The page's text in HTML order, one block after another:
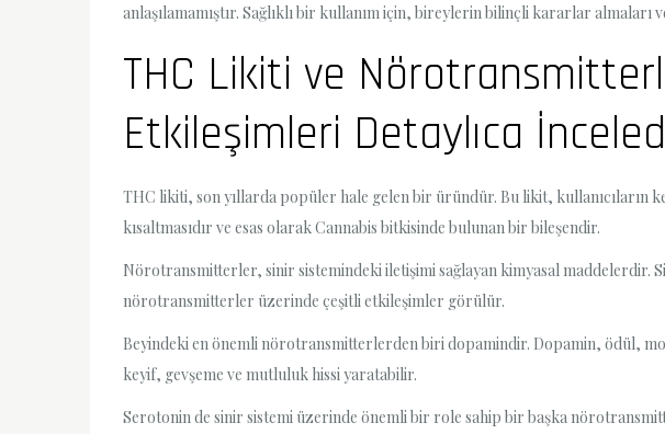
anlaşılamamıştır. Sağlıklı bir kullanım için, bireylerin bilinçli kararlar almaları
THC Likiti ve
Etkileşimleri Detaylıca
THC likiti, son yıllarda popüler hale gelen bir üründür. Bu likit, kullanıcıların
kısaltmasıdır ve esas olarak Cannabis bitkisinde bulunan bir bileşendir.
Nörotransmitterler, sinir sistemindeki iletişimi sağlayan kimyasal maddelerdir.
nörotransmitterler üzerinde çeşitli etkileşimler görülür.
Beyindeki en önemli nörotransmitterlerden biri dopamindir. Dopamin, ödül,
keyif, gevşeme ve mutluluk hissi yaratabilir.
Serotonin de sinir sistemi üzerinde önemli bir role sahip bir başka